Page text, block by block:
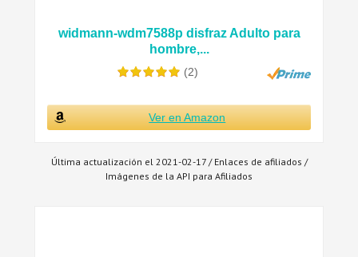
widmann-wdm7588p disfraz Adulto para
hombre,...
(2)
Ver en Amazon
Última actualización el 2021-02-17 / Enlaces de afiliados /
Imágenes de la API para Afiliados